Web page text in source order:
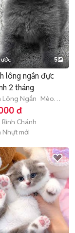
5
lông ngắn đực
2 tháng
Lông Ngắn Mèo
3 tháng tuổi)
đ
Chánh
Nhựt mới